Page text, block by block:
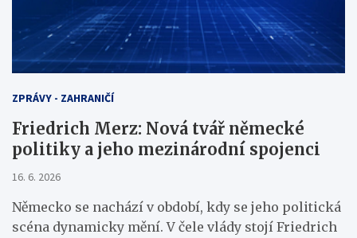
ZPRÁVY - ZAHRANIČÍ
Friedrich Merz: Nová tvář německé
politiky a jeho mezinárodní spojenci
16. 6. 2026
Německo se nachází v období, kdy se jeho politická
scéna dynamicky mění. V čele vlády stojí Friedrich